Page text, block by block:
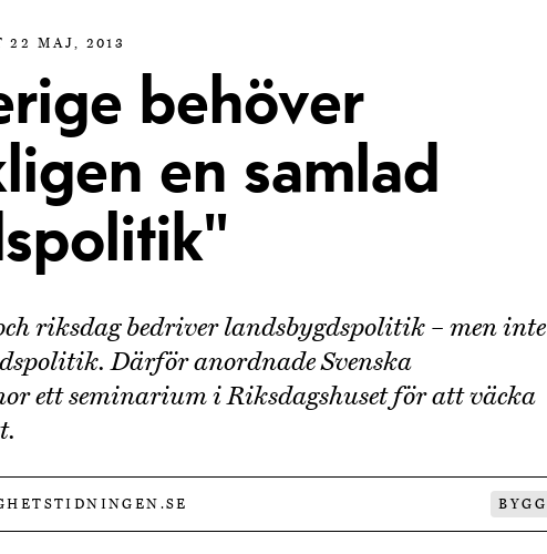
22 MAJ, 2013
behöver
en samlad
riksdag bedriver landsbygdspolitik – men inte
Därför anordnade Svenska
ett seminarium i Riksdagshuset för att väcka
BYGG